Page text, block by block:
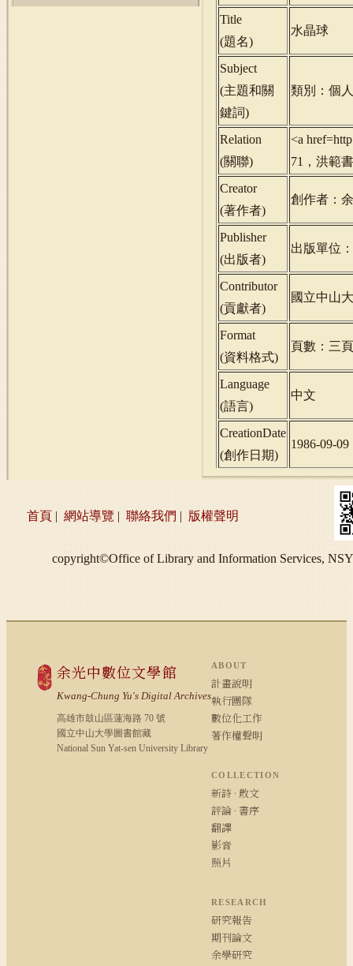
Title
(題名)
水晶球
Subject
(主題和關
鍵詞)
類別：個
Relation
(關聯)
<a
71，洪範
Creator
(著作者)
創作者：
Publisher
(出版者)
出版單位
Contributor
(貢獻者)
國立中山
Format
(資料格式)
頁數：三頁
Language
(語言)
中文
CreationDate
(創作日期)
1986-09-09
首頁 | 網站導覽 | 聯絡我們 | 版權聲明
copyright©Office of Library and Information Services,
余光中數位文學館
Kwang-Chung Yu's Digital Archives
高雄市鼓山區蓮海路 70 號
國立中山大學圖書館藏
National Sun Yat-sen University Library
ABOUT
計畫說明
執行團隊
數位化工作
著作權聲明
COLLECTION
新詩 · 散文
評論 · 書序
翻譯
影音
照片
RESEARCH
研究報告
期刊論文
余學研究